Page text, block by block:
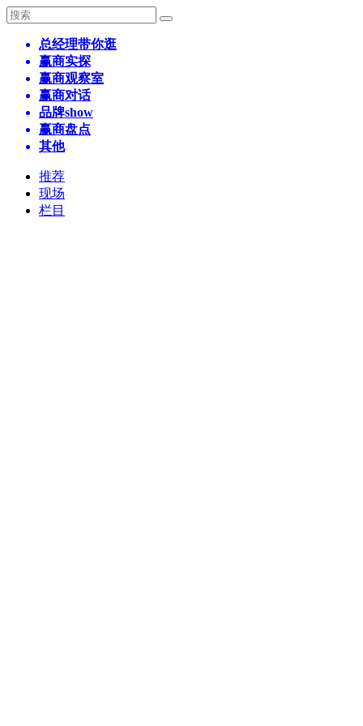
总经理带你逛
赢商实探
赢商观察室
赢商对话
品牌show
赢商盘点
其他
推荐
现场
栏目